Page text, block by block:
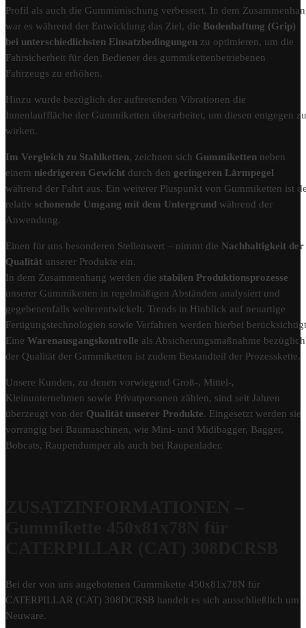
Profil als auch die Gummimischung verbessert. In dem
war es während der Entwicklung das Ziel, die Bodenhaftung (Grip)
bei unterschiedlichsten Einsatzbedingungen zu optimieren, um die
Fahrsicherheit für den Bediener des gummikettenbetriebenen
Fahrzeugs zu erhöhen.
Hinzu wurde bezüglich der auftretenden Vibrationen die
Innenlauffläche der Gummiketten überarbeitet, um diesen entgegen zu
wirken.
Im Vergleich zu Stahlketten, zeichnen sich Gummiketten neben
einem niedrigeren Gewicht durch den geringeren Lärmpegel
während der Fahrt aus. Ein weiterer Pluspunkt von Gummiketten ist
relativ schonende Umgang mit dem Untergrund während der
Anwendung.
Einen für uns besonderen Stellenwert – nimmt die Nachhaltigkeit der
Qualität unserer Produkte ein.
In dem Zusammenhang werden die stabilen Produktionsprozesse
unserer Gummiketten in regelmäßigen Abständen analysiert und
gegebenenfalls weiterentwickelt. Trends in Hinblick auf neuartige
Fertigungstechnologien sowie Verfahren werden hierbei
Eine Warenausgangskontrolle als Absicherungsmaßnahme bezüglich
der Qualität der Gummiketten ist zudem Bestandteil der Prozesskette.
Unsere Kunden, zu denen vorwiegend Groß-, Mittel-,
Kleinunternehmen sowie Privatpersonen zählen, sind seit Jahren
überzeugt von der Qualität unserer Produkte. Eingesetzt werden sie
vorrangig bei Baumaschinen, wie Mini- und Midibagger, Bagger,
Bobcats, Raupendumper als auch bei Raupenlader.
Bei der von uns angebotenen Gummikette 450x81x78N für
CATERPILLAR (CAT) 308DCRSB handelt es sich ausschließlich um
Neuware.